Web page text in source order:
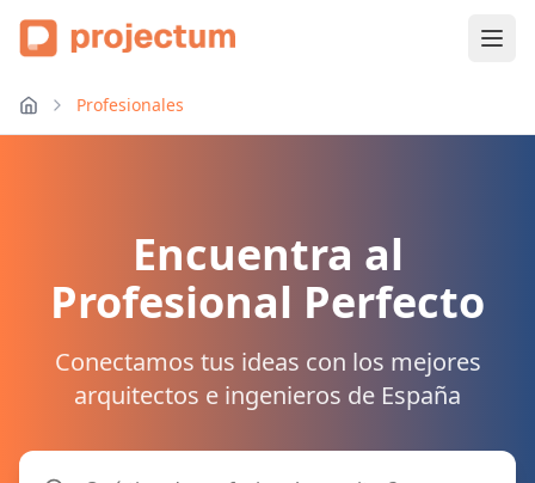
Profesionales
Encuentra al
Profesional Perfecto
Conectamos tus ideas con los mejores
arquitectos e ingenieros de España